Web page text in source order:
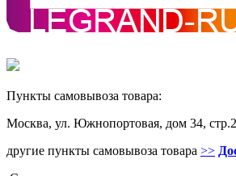
Пункты самовывоза товара:
Москва, ул. Южнопортовая, дом 34,
другие пункты самовывоза товара >>